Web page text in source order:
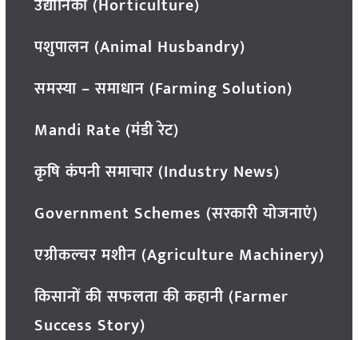
पशुपालन (Animal Husbandry)
समस्या – समाधान (Farming Solution)
Mandi Rate (मंडी रेट)
कृषि कंपनी समाचार (Industry News)
Government Schemes (सरकारी योजनाएं)
एग्रीकल्चर मशीन (Agriculture Machinery)
किसानों की सफलता की कहानी (Farmer
Success Story)